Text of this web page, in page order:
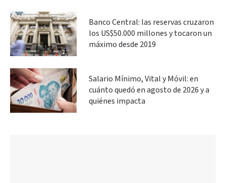
Banco Central: las reservas cruzaron
los US$50.000 millones y tocaron un
máximo desde 2019
Salario Mínimo, Vital y Móvil: en
cuánto quedó en agosto de 2026 y a
quiénes impacta